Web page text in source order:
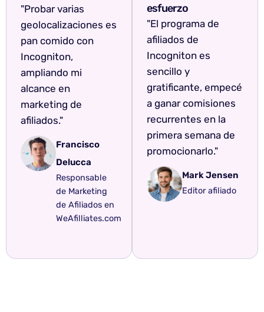
"Probar varias
geolocalizaciones es
pan comido con
Incogniton,
ampliando mi
alcance en
marketing de
afiliados."
Francisco
Delucca
Responsable
de Marketing
de Afiliados en
WeAfilliates.com
esfuerzo
"El programa de
afiliados de
Incogniton es
sencillo y
gratificante, empecé
a ganar comisiones
recurrentes en la
primera semana de
promocionarlo."
Mark Jensen
Editor afiliado